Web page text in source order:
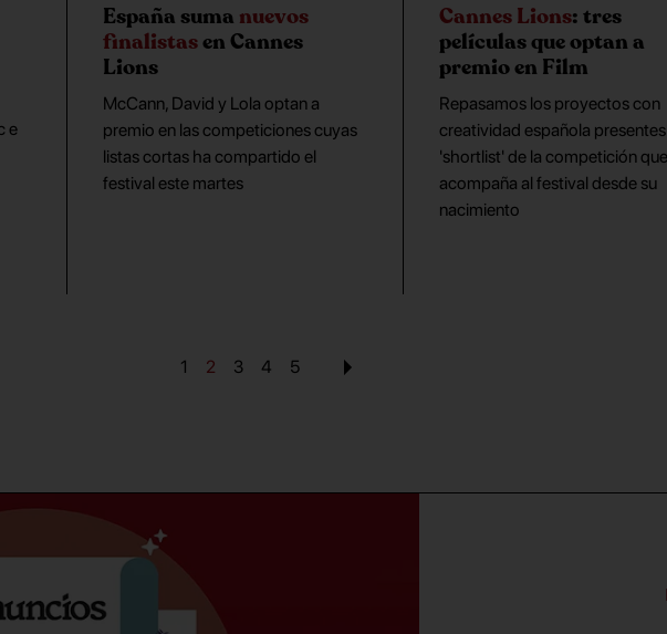
e
España suma nuevos
finalistasen Cannes
Lions
McCann, David y Lola optan a
premio en las competiciones cuyas
listas cortas ha compartido el
festival este martes
Cannes Lions: tres
películas que optan a
premio en Film
Repasamos los proyectos con
creatividad española presentes
'shortlist' de la competición que
acompaña al festival desde su
nacimiento
1 2 3 4 5